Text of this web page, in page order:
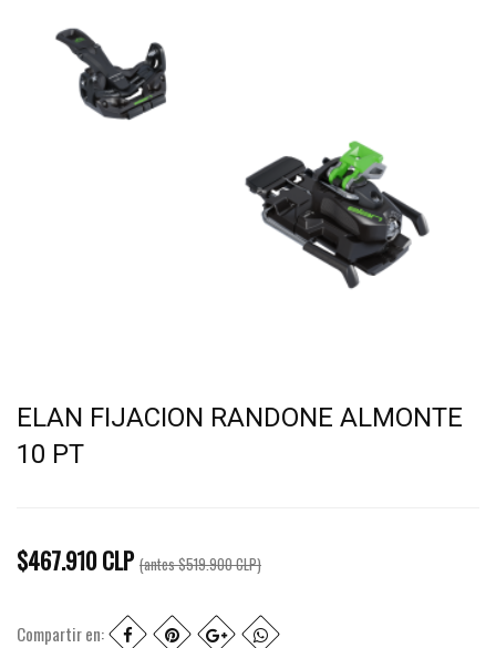
ELAN FIJACION RANDONE ALMONTE
10 PT
$467.910 CLP (antes$519.900 CLP)
Compartir en: